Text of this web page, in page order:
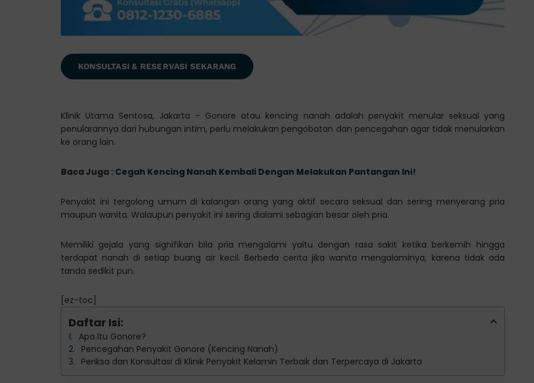
KONSULTASI & RESERVASI SEKARANG
Klinik Utama Sentosa, Jakarta – Gonore atau kencing nanah adalah penyakit menular seksual yang
penularannya dari hubungan intim, perlu melakukan pengobatan dan pencegahan agar tidak menularkan
ke orang lain.
Baca Juga : Cegah Kencing Nanah Kembali Dengan Melakukan Pantangan Ini!
Penyakit ini tergolong umum di kalangan orang yang aktif secara seksual dan sering menyerang pria
maupun wanita. Walaupun penyakit ini sering dialami sebagian besar oleh pria.
Memiliki gejala yang signifikan bila pria mengalami yaitu dengan rasa sakit ketika berkemih hingga
terdapat nanah di setiap buang air kecil. Berbeda cerita jika wanita mengalaminya, karena tidak ada
tanda sedikit pun.
[ez-toc]
Daftar Isi:
Apa Itu Gonore?
Pencegahan Penyakit Gonore (Kencing Nanah)
Periksa dan Konsultasi di Klinik Penyakit Kelamin Terbaik dan Terpercaya di Jakarta